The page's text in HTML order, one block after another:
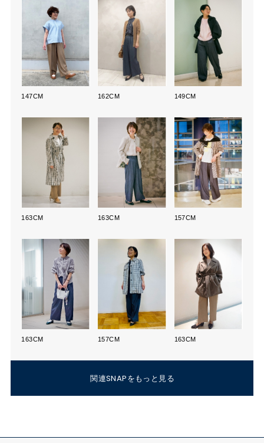
147CM 162CM 149CM
163CM 163CM 157CM
163CM 157CM 163CM
関連SNAPをもっと見る